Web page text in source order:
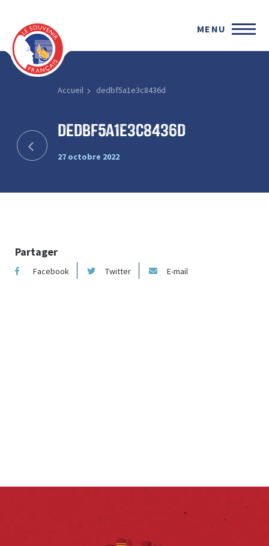
MENU
Accueil dedbf5a1e3c8436d
dedbf5a1e3c8436d
27 octobre 2022
Partager
Facebook Twitter E-mail